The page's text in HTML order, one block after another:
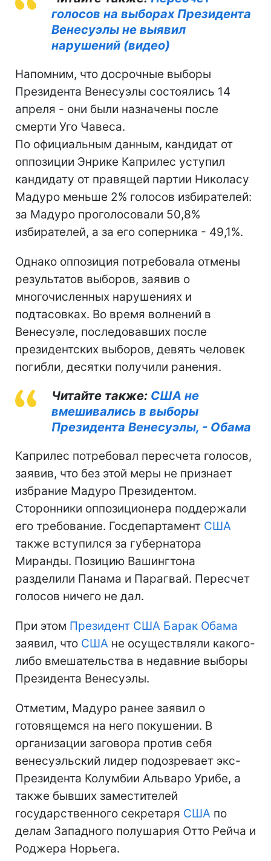
голосов на выборах Президента
Венесуэлы не выявил
нарушений (видео)
Напомним, что досрочные выборы
Президента Венесуэлы состоялись 14
апреля - они были назначены после
смерти Уго Чавеса.
По официальным данным, кандидат от
оппозиции Энрике Каприлес уступил
кандидату от правящей партии Николасу
Мадуро меньше 2% голосов избирателей:
за Мадуро проголосовали 50,8%
избирателей, а за его соперника - 49,1%.
Однако оппозиция потребовала отмены
результатов выборов, заявив о
многочисленных нарушениях и
подтасовках. Во время волнений в
Венесуэле, последовавших после
президентских выборов, девять человек
погибли, десятки получили ранения.
Читайте также: США не
вмешивались в выборы
Президента Венесуэлы, - Обама
Каприлес потребовал пересчета голосов,
заявив, что без этой меры не признает
избрание Мадуро Президентом.
Сторонники оппозиционера поддержали
его требование. Госдепартамент США
также вступился за губернатора
Миранды. Позицию Вашингтона
разделили Панама и Парагвай. Пересчет
голосов ничего не дал.
При этом Президент США Барак Обама
заявил, что США не осуществляли какого-
либо вмешательства в недавние выборы
Президента Венесуэлы.
Отметим, Мадуро ранее заявил о
готовящемся на него покушении. В
организации заговора против себя
венесуэльский лидер подозревает экс-
Президента Колумбии Альваро Урибе, а
также бывших заместителей
государственного секретаря США по
делам Западного полушария Отто Рейча и
Роджера Норьега.